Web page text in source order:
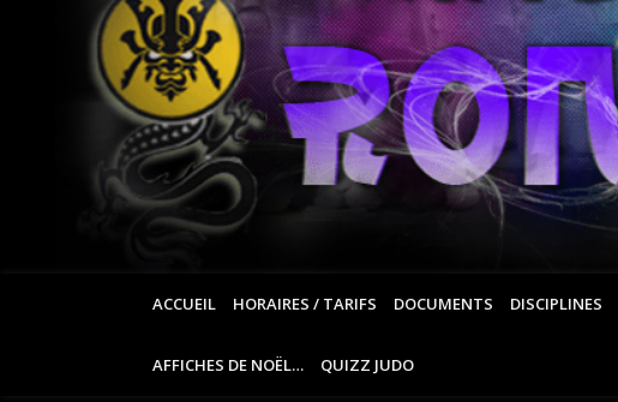
ACCUEIL HORAIRES / TARIFS DOCUMENTS DISCIPLINES
AFFICHES DE NOËL… QUIZZ JUDO